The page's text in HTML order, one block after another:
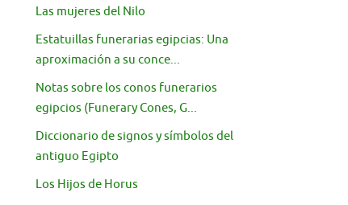
Las mujeres del Nilo
Estatuillas funerarias egipcias: Una
aproximación a su conce...
Notas sobre los conos funerarios
egipcios (Funerary Cones, G...
Diccionario de signos y símbolos del
antiguo Egipto
Los Hijos de Horus